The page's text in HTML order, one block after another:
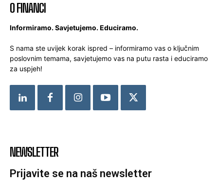
O FINANCI
Informiramo. Savjetujemo. Educiramo.
S nama ste uvijek korak ispred – informiramo vas o ključnim
poslovnim temama, savjetujemo vas na putu rasta i educiramo
za uspjeh!
NEWSLETTER
Prijavite se na naš newsletter